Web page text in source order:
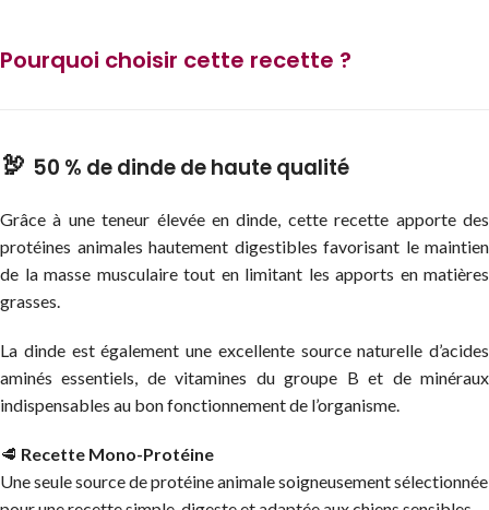
Pourquoi choisir cette recette ?
🦃 50 % de dinde de haute qualité
Grâce à une teneur élevée en dinde, cette recette apporte des
protéines animales hautement digestibles favorisant le maintien
de la masse musculaire tout en limitant les apports en matières
grasses.
La dinde est également une excellente source naturelle d’acides
aminés essentiels, de vitamines du groupe B et de minéraux
indispensables au bon fonctionnement de l’organisme.
🥩 Recette Mono-Protéine
Une seule source de protéine animale soigneusement sélectionnée